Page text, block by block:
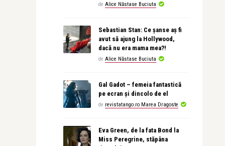
de Alice Năstase Buciuta
Sebastian Stan: Ce șanse aș fi
avut să ajung la Hollywood,
dacă nu era mama mea?!
de Alice Năstase Buciuta
Gal Gadot – femeia fantastică
pe ecran și dincolo de el
de revistatango.ro Marea Dragoste
Eva Green, de la fata Bond la
Miss Peregrine, stăpâna